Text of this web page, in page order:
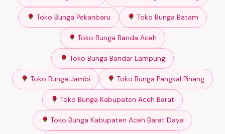
Toko Bunga Pekanbaru Toko Bunga Batam
Toko Bunga Banda Aceh
Toko Bunga Bandar Lampung
Toko Bunga Jambi Toko Bunga Pangkal Pinang
Toko Bunga Kabupaten Aceh Barat
Toko Bunga Kabupaten Aceh Barat Daya